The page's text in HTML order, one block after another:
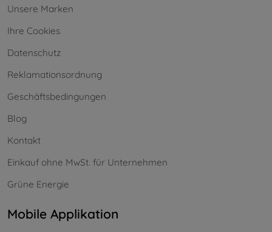
Unsere Marken
Ihre Cookies
Datenschutz
Reklamationsordnung
Geschäftsbedingungen
Blog
Kontakt
Einkauf ohne MwSt. für Unternehmen
Grüne Energie
Mobile Applikation